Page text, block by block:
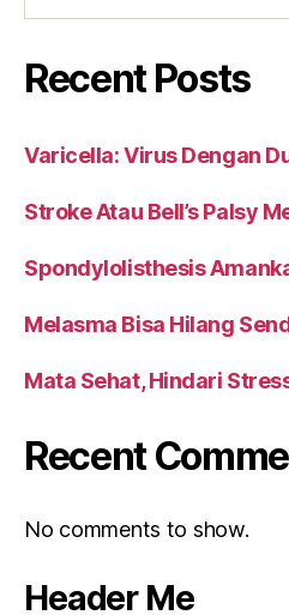
Recent Posts
Varicella: Virus Dengan
Stroke Atau Bell’s Palsy
Spondylolisthesis
Melasma Bisa Hilang
Mata Sehat, Hindari
Recent
No comments to show.
Header Me